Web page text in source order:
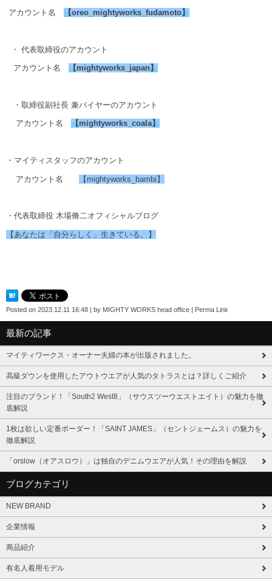
アカウント名 【oreo_mightyworks_fudamoto】
・ 代表取締役のアカウント
アカウント名 【mightyworks_japan】
・取締役副社長 兼バイヤーのアカウント
アカウント名 【mightyworks_coala】
・マイティスタッフのアカウント
アカウント名 【mightyworks_bambi】
・代表取締役 木場脩二オフィシャルブログ
【あなたは「自分らしく」生きている。】
Posted on 2023.12.11 16:48 by MIGHTY WORKS head office Perma Link
最新の記事
マイティワークス・オーナー夫婦の本が出版されました。
高級ダウンを使用したアウトウエアが人気のタトラスとは？詳しくご紹介
注目のブランド！「South2 West8」（サウスツーウエストエイト）の魅力を徹
底解説
1枚は欲しい定番ボーダー！「SAINT JAMES」（セントジェームス）の魅力を
徹底解説
「orslow（オアスロウ）」は独自のデニムウエアが人気！その理由を解説
ブログカテゴリ
NEW BRAND
企業情報
商品紹介
有名人着用モデル